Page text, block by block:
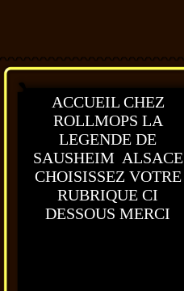
ACCUEIL CHEZ
ROLLMOPS LA
LEGENDE DE
SAUSHEIM ALSACE
CHOISISSEZ VOTRE
RUBRIQUE CI
DESSOUS MERCI